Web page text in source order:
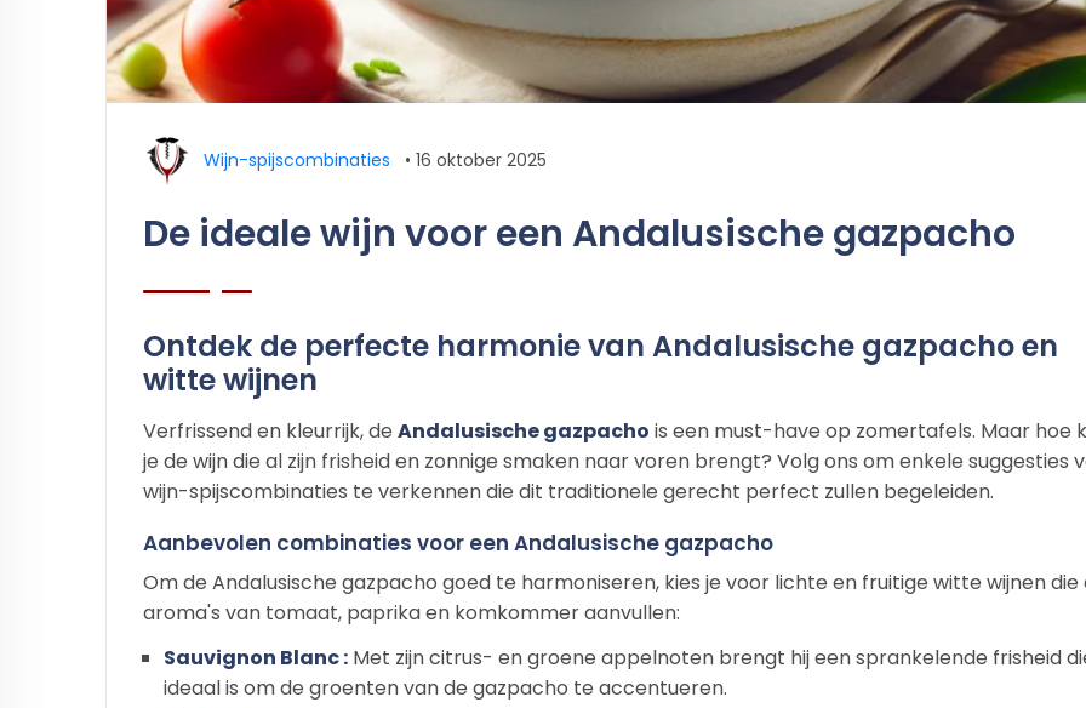
Wijn-spijscombinaties • 16 oktober 2025
De ideale wijn voor een Andalusische gazpacho
Ontdek de perfecte harmonie van Andalusische gazpacho en
witte wijnen
Verfrissend en kleurrijk, de Andalusische gazpacho is een must-have op zomertafels. Maar hoe
je de wijn die al zijn frisheid en zonnige smaken naar voren brengt? Volg ons om enkele suggesties
wijn-spijscombinaties te verkennen die dit traditionele gerecht perfect zullen begeleiden.
Aanbevolen combinaties voor een Andalusische gazpacho
Om de Andalusische gazpacho goed te harmoniseren, kies je voor lichte en fruitige witte wijnen die
aroma's van tomaat, paprika en komkommer aanvullen:
Sauvignon Blanc : Met zijn citrus- en groene appelnoten brengt hij een sprankelende frisheid
ideaal is om de groenten van de gazpacho te accentueren.